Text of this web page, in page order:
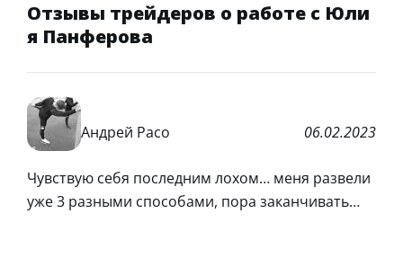
Отзывы трейдеров о работе с Юли
я Панферова
Андрей Расо 06.02.2023
Чувствую себя последним лохом… меня развели
уже 3 разными способами, пора заканчивать…